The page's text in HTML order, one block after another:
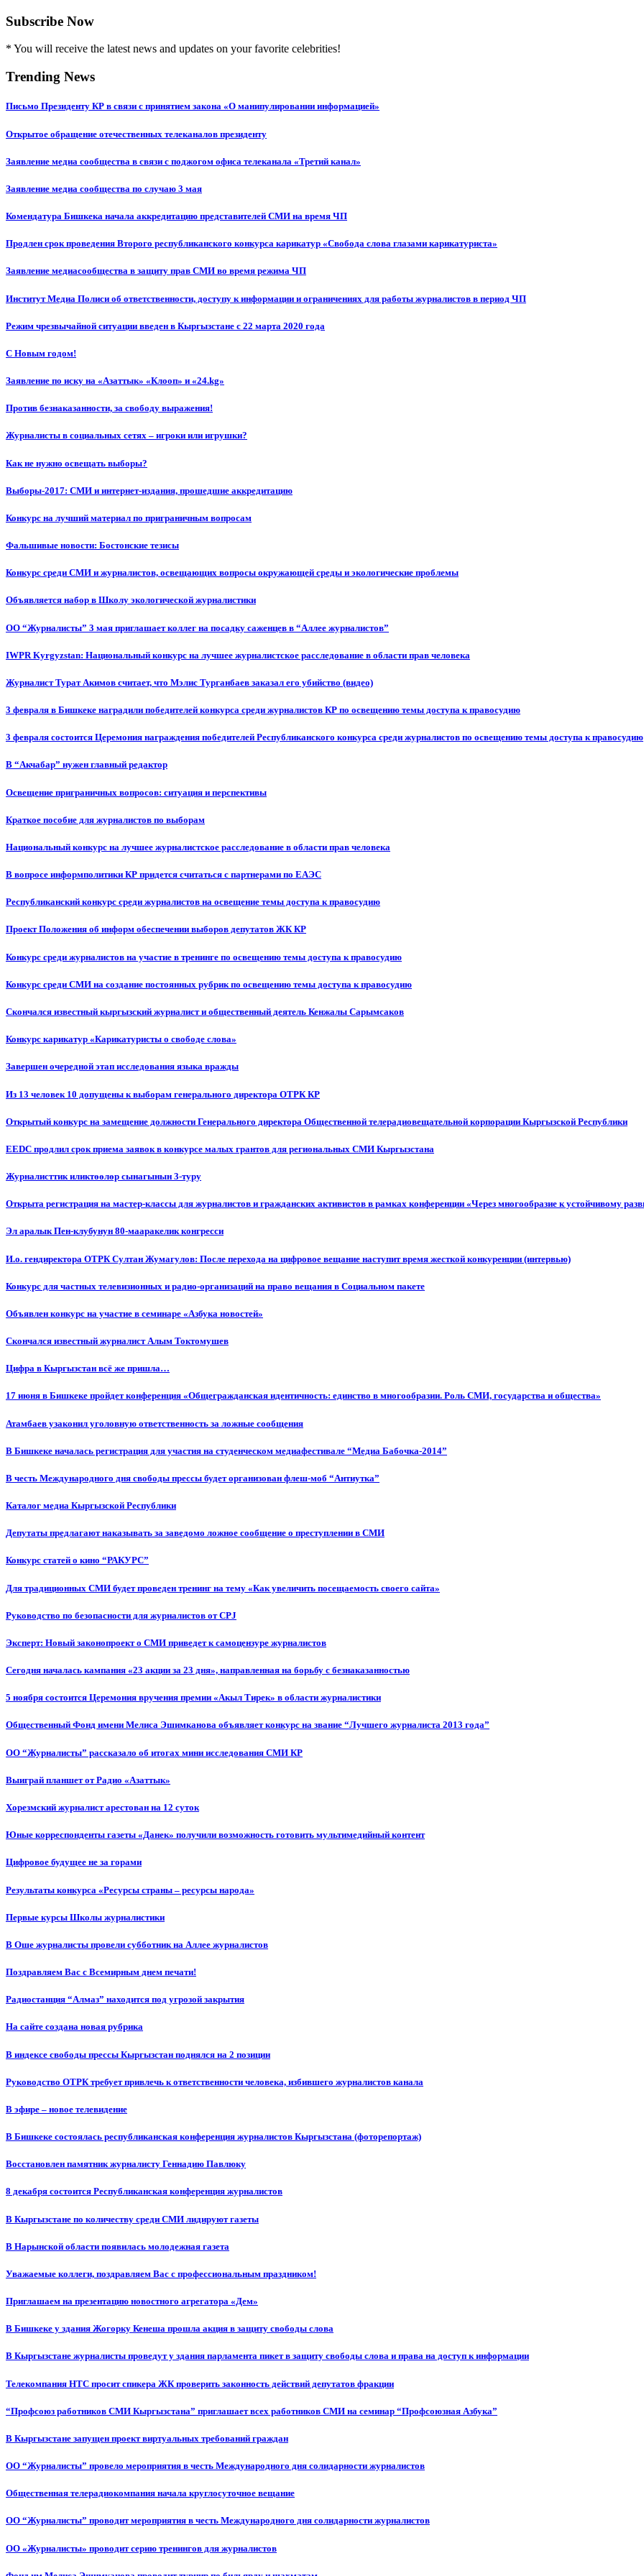
Subscribe Now
* You will receive the latest news and updates on your favorite celebrities!
Trending News
Письмо Президенту КР в связи с принятием закона «О манипулировании информацией»
Открытое обращение отечественных телеканалов президенту
Заявление медиа сообщества в связи с поджогом офиса телеканала «Третий канал»
Заявление медиа сообщества по случаю 3 мая
Комендатура Бишкека начала аккредитацию представителей СМИ на время ЧП
Продлен срок проведения Второго республиканского конкурса карикатур «Свобода слова глазами карикатуриста»
Заявление медиасообщества в защиту прав СМИ во время режима ЧП
Институт Медиа Полиси об ответственности, доступу к информации и ограничениях для работы журналистов в период ЧП
Режим чрезвычайной ситуации введен в Кыргызстане с 22 марта 2020 года
С Новым годом!
Заявление по иску на «Азаттык» «Клооп» и «24.kg»
Против безнаказанности, за свободу выражения!
Журналисты в социальных сетях – игроки или игрушки?
Как не нужно освещать выборы?
Выборы-2017: СМИ и интернет-издания, прошедшие аккредитацию
Конкурс на лучший материал по приграничным вопросам
Фальшивые новости: Бостонские тезисы
Конкурс среди СМИ и журналистов, освещающих вопросы окружающей среды и экологические проблемы
Объявляется набор в Школу экологической журналистики
ОО “Журналисты” 3 мая приглашает коллег на посадку саженцев в “Аллее журналистов”
IWPR Kyrgyzstan: Национальный конкурс на лучшее журналистское расследование в области прав человека
Журналист Турат Акимов считает, что Мэлис Турганбаев заказал его убийство (видео)
3 февраля в Бишкеке наградили победителей конкурса среди журналистов КР по освещению темы доступа к правосудию
3 февраля состоится Церемония награждения победителей Республиканского конкурса среди журналистов по освещению темы доступа к правосудию
В “Акчабар” нужен главный редактор
Освещение приграничных вопросов: ситуация и перспективы
Краткое пособие для журналистов по выборам
Национальный конкурс на лучшее журналистское расследование в области прав человека
В вопросе информполитики КР придется считаться с партнерами по ЕАЭС
Республиканский конкурс среди журналистов на освещение темы доступа к правосудию
Проект Положения об информ обеспечении выборов депутатов ЖК КР
Конкурс среди журналистов на участие в тренинге по освещению темы доступа к правосудию
Конкурс среди СМИ на создание постоянных рубрик по освещению темы доступа к правосудию
Скончался известный кыргызский журналист и общественный деятель Кенжалы Сарымсаков
Конкурс карикатур «Карикатуристы о свободе слова»
Завершен очередной этап исследования языка вражды
Из 13 человек 10 допущены к выборам генерального директора ОТРК КР
Открытый конкурс на замещение должности Генерального директора Общественной телерадиовещательной корпорации Кыргызской Республики
EEDC продлил срок приема заявок в конкурсе малых грантов для региональных СМИ Кыргызстана
Журналисттик иликтөөлөр сынагынын 3-туру
Открыта регистрация на мастер-классы для журналистов и гражданских активистов в рамках конференции «Через многообразие к устойчивому
Эл аралык Пен-клубунун 80-мааракелик конгресси
И.о. гендиректора ОТРК Султан Жумагулов: После перехода на цифровое вещание наступит время жесткой конкуренции (интервью)
Конкурс для частных телевизионных и радио-организаций на право вещания в Социальном пакете
Объявлен конкурс на участие в семинаре «Азбука новостей»
Cкончался известный журналист Алым Токтомушев
Цифра в Кыргызстан всё же пришла…
17 июня в Бишкеке пройдет конференция «Общегражданская идентичность: единство в многообразии. Роль СМИ, государства и общества»
Атамбаев узаконил уголовную ответственность за ложные сообщения
В Бишкеке началась регистрация для участия на студенческом медиафестивале “Медиа Бабочка-2014”
В честь Международного дня свободы прессы будет организован флеш-моб “Антиутка”
Каталог медиа Кыргызской Республики
Депутаты предлагают наказывать за заведомо ложное сообщение о преступлении в СМИ
Конкурс статей о кино “РАКУРС”
Для традиционных СМИ будет проведен тренинг на тему «Как увеличить посещаемость своего сайта»
Руководство по безопасности для журналистов от CPJ
Эксперт: Новый законопроект о СМИ приведет к самоцензуре журналистов
Сегодня началась кампания «23 акции за 23 дня», направленная на борьбу с безнаказанностью
5 ноября состоится Церемония вручения премии «Акыл Тирек» в области журналистики
Общественный Фонд имени Мелиса Эшимканова объявляет конкурс на звание “Лучшего журналиста 2013 года”
ОО “Журналисты” рассказало об итогах мини исследования СМИ КР
Выиграй планшет от Радио «Азаттык»
Хорезмский журналист арестован на 12 суток
Юные корреспонденты газеты «Данек» получили возможность готовить мультимедийный контент
Цифровое будущее не за горами
Результаты конкурса «Ресурсы страны – ресурсы народа»
Первые курсы Школы журналистики
В Оше журналисты провели субботник на Аллее журналистов
Поздравляем Вас с Всемирным днем печати!
Радиостанция “Алмаз” находится под угрозой закрытия
На сайте создана новая рубрика
В индексе свободы прессы Кыргызстан поднялся на 2 позиции
Руководство ОТРК требует привлечь к ответственности человека, избившего журналистов канала
В эфире – новое телевидение
В Бишкеке состоялась республиканская конференция журналистов Кыргызстана (фоторепортаж)
Восстановлен памятник журналисту Геннадию Павлюку
8 декабря состоится Республиканская конференция журналистов
В Кыргызстане по количеству среди СМИ лидируют газеты
В Нарынской области появилась молодежная газета
Уважаемые коллеги, поздравляем Вас с профессиональным праздником!
Приглашаем на презентацию новостного агрегатора «Дем»
В Бишкеке у здания Жогорку Кенеша прошла акция в защиту свободы слова
В Кыргызстане журналисты проведут у здания парламента пикет в защиту свободы слова и права на доступ к информации
Телекомпания НТС просит спикера ЖК проверить законность действий депутатов фракции
“Профсоюз работников СМИ Кыргызстана” приглашает всех работников СМИ на семинар “Профсоюзная Азбука”
В Кыргызстане запущен проект виртуальных требований граждан
ОО “Журналисты” провело мероприятия в честь Международного дня солидарности журналистов
Общественная телерадиокомпания начала круглосуточное вещание
ОО “Журналисты” проводит мероприятия в честь Международного дня солидарности журналистов
ОО «Журналисты» проводит серию тренингов для журналистов